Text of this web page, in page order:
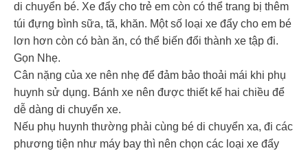
di chuyển bé. Xe đẩy cho trẻ em còn có thể trang bị thêm
túi đựng bình sữa, tã, khăn. Một số loại xe đẩy cho em bé
lơn hơn còn có bàn ăn, có thể biến đổi thành xe tập đi.
Gọn Nhẹ.
Cân nặng của xe nên nhẹ để đảm bảo thoải mái khi phụ
huynh sử dụng. Bánh xe nên được thiết kế hai chiều để
dễ dàng di chuyển xe.
Nếu phụ huynh thường phải cùng bé di chuyển xa, đi các
phương tiện như máy bay thì nên chọn các loại xe đẩy